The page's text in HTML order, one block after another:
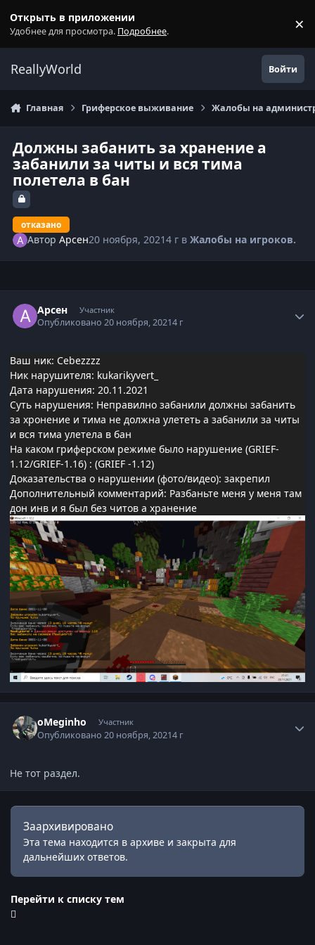
Открыть в приложении
Удобнее для просмотра. Подробнее. ×
ReallyWorld Войти
Главная Гриферское выживание Жалобы на
Должны забанить за хранение а
забанили за читы и вся тима
полетела в бан
отказано
АвторАрсен20 ноября, 20214 г вЖалобы на игроков.
Арсен Участник
Опубликовано20 ноября, 20214 г
Ваш ник: Cebezzzz
Ник нарушителя: kukarikyvert_
Дата нарушения: 20.11.2021
Суть нарушения: Неправилно забанили должны забанить
за хронение и тима не должна улететь а забанили за читы
и вся тима улетела в бан
На каком гриферском режиме было нарушение (GRIEF-
1.12/GRIEF-1.16) : (GRIEF -1.12)
Доказательства о нарушении (фото/видео): закрепил
Дополнительный комментарий: Разбаньте меня у меня там
дон инв и я был без читов а хранение
oMeginho Участник
Опубликовано20 ноября, 20214 г
Не тот раздел.
Заархивировано
Эта тема находится в архиве и закрыта для
дальнейших ответов.
Перейти к списку тем